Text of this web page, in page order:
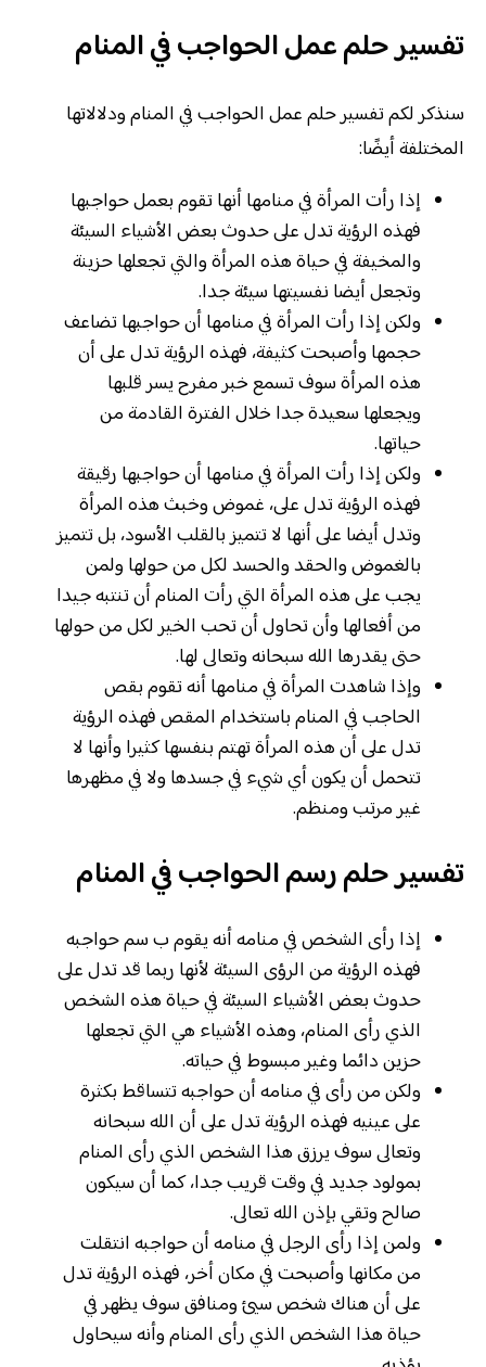
تفسير حلم عمل الحواجب في المنام
سنذكر لكم تفسير حلم عمل الحواجب في المنام ودلالاتها
المختلفة أيضًا:
إذا رأت المرأة في منامها أنها تقوم بعمل حواجبها
فهذه الرؤية تدل على حدوث بعض الأشياء السيئة
والمخيفة في حياة هذه المرأة والتي تجعلها حزينة
وتجعل أيضا نفسيتها سيئة جدا.
ولكن إذا رأت المرأة في منامها أن حواجبها تضاعف
حجمها وأصبحت كثيفة، فهذه الرؤية تدل على أن
هذه المرأة سوف تسمع خبر مفرح يسر قلبها
ويجعلها سعيدة جدا خلال الفترة القادمة من
حياتها.
ولكن إذا رأت المرأة في منامها أن حواجبها رقيقة
فهذه الرؤية تدل على، غموض وخبث هذه المرأة
وتدل أيضا على أنها لا تتميز بالقلب الأسود، بل تتميز
بالغموض والحقد والحسد لكل من حولها ولمن
يجب على هذه المرأة التي رأت المنام أن تنتبه جيدا
من أفعالها وأن تحاول أن تحب الخير لكل من حولها
حتى يقدرها الله سبحانه وتعالى لها.
وإذا شاهدت المرأة في منامها أنه تقوم بقص
الحاجب في المنام باستخدام المقص فهذه الرؤية
تدل على أن هذه المرأة تهتم بنفسها كثيرا وأنها لا
تتحمل أن يكون أي شيء في جسدها ولا في مظهرها
غير مرتب ومنظم.
تفسير حلم رسم الحواجب في المنام
إذا رأى الشخص في منامه أنه يقوم ب سم حواجبه
فهذه الرؤية من الرؤى السيئة لأنها ربما قد تدل على
حدوث بعض الأشياء السيئة في حياة هذه الشخص
الذي رأى المنام، وهذه الأشياء هي التي تجعلها
حزين دائما وغير مبسوط في حياته.
ولكن من رأى في منامه أن حواجبه تتساقط بكثرة
على عينيه فهذه الرؤية تدل على أن الله سبحانه
وتعالى سوف يرزق هذا الشخص الذي رأى المنام
بمولود جديد في وقت قريب جدا، كما أن سيكون
صالح وتقي بإذن الله تعالى.
ولمن إذا رأى الرجل في منامه أن حواجبه انتقلت
من مكانها وأصبحت في مكان أخر، فهذه الرؤية تدل
على أن هناك شخص سيئ ومنافق سوف يظهر في
حياة هذا الشخص الذي رأى المنام وأنه سيحاول